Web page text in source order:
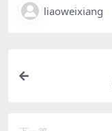
liaoweixiang